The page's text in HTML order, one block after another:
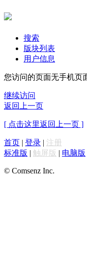
搜索
版块列表
用户信息
您访问的页面无手机页
继续访问
返回上一页
[ 点击这里返回上一页 ]
首页 | 登录 | 注册
标准版 | 触屏版 | 电脑版
© Comsenz Inc.